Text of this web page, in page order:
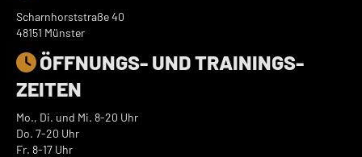
Scharnhorststraße 40
48151 Münster
ÖFFNUNGS- UND TRAININGS­
ZEITEN
Mo., Di. und Mi. 8-20 Uhr
Do. 7-20 Uhr
Fr. 8-17 Uhr